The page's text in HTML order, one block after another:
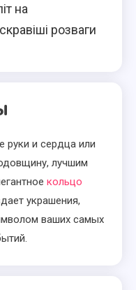
на
розваги
руки и сердца или
лучшим
кольцо
украшения,
ваших самых